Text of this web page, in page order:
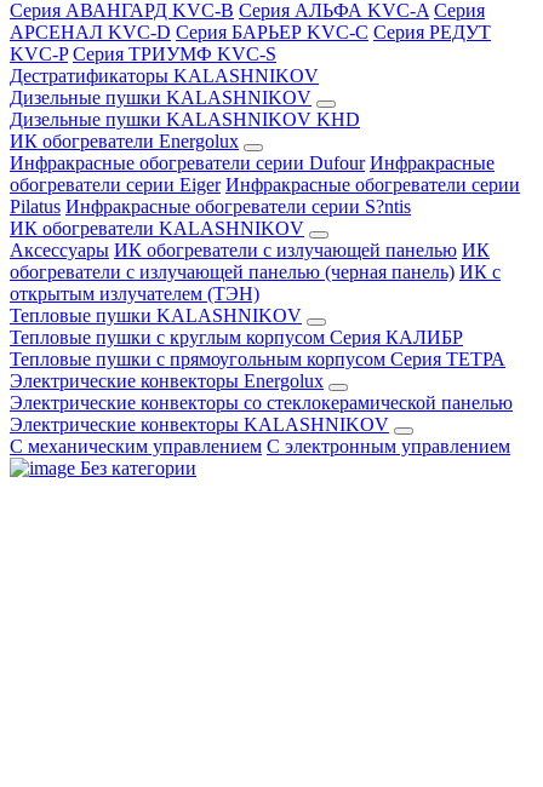
Серия АВАНГАРД KVC-B Серия АЛЬФА KVC-A Серия
АРСЕНАЛ KVC-D Серия БАРЬЕР KVC-C Серия РЕДУТ
KVC-P Серия ТРИУМФ KVC-S
Дестратификаторы KALASHNIKOV
Дизельные пушки KALASHNIKOV
Дизельные пушки KALASHNIKOV KHD
ИК обогреватели Energolux
Инфракрасные обогреватели серии Dufour Инфракрасные
обогреватели серии Eiger Инфракрасные обогреватели серии
Pilatus Инфракрасные обогреватели серии S?ntis
ИК обогреватели KALASHNIKOV
Аксессуары ИК обогреватели с излучающей панелью ИК
обогреватели с излучающей панелью (черная панель) ИК с
открытым излучателем (ТЭН)
Тепловые пушки KALASHNIKOV
Тепловые пушки с круглым корпусом Серия КАЛИБР
Тепловые пушки с прямоугольным корпусом Серия ТЕТРА
Электрические конвекторы Energolux
Электрические конвекторы со стеклокерамической панелью
Электрические конвекторы KALASHNIKOV
С механическим управлением С электронным управлением
Без категории